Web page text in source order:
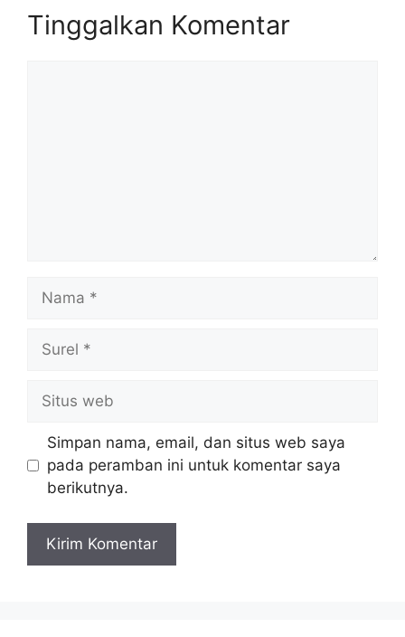
Tinggalkan Komentar
Nama
Surel
Situs
web
Simpan nama, email, dan situs web saya
pada peramban ini untuk komentar saya
berikutnya.